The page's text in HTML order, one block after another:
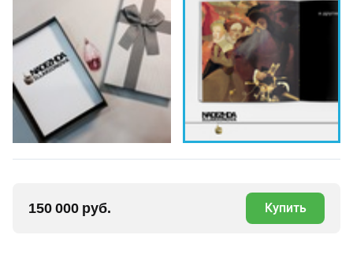
150 000 руб. Купить